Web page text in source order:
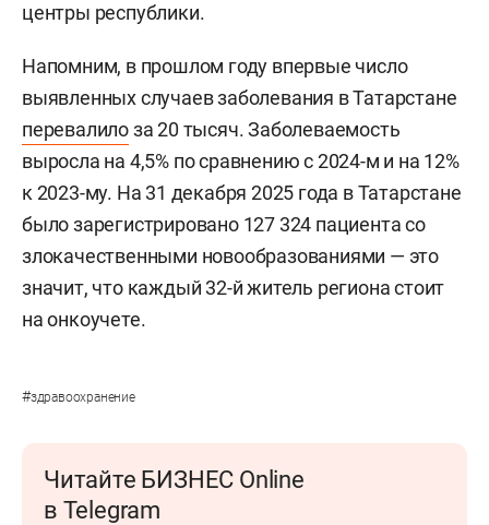
центры республики.
Напомним, в прошлом году впервые число
выявленных случаев заболевания в Татарстане
перевалилоза 20 тысяч. Заболеваемость
выросла на 4,5% по сравнению с 2024-м и на 12%
к 2023-му. На 31 декабря 2025 года в Татарстане
было зарегистрировано 127 324 пациента со
злокачественными новообразованиями — это
значит, что каждый 32-й житель региона стоит
на онкоучете.
#здравоохранение
Читайте БИЗНЕС Online
в Telegram